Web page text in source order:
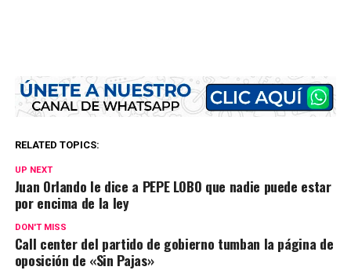
RELATED TOPICS:
UP NEXT
Juan Orlando le dice a PEPE LOBO que nadie puede estar
por encima de la ley
DON'T MISS
Call center del partido de gobierno tumban la página de
oposición de «Sin Pajas»